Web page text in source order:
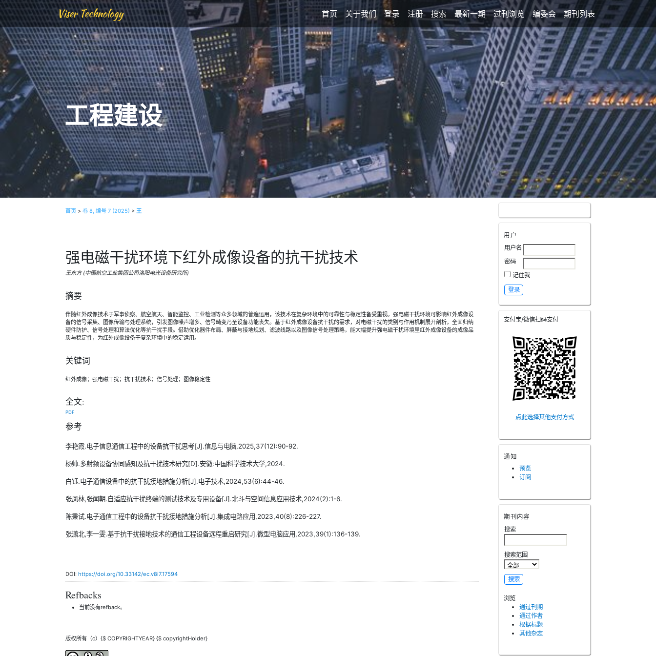
Viser Technology 首页 关于我们 登录 注册 搜索 最新一期 过刊浏览 编委会 期刊列表
工程建设
用户
用户名
密码
记住我
支付宝/微信扫码支付
点此选择其他支付方式
通知
预览
订阅
期刊内容
搜索
搜索范围
浏览
通过刊期
通过作者
根据标题
其他杂志
首页 >卷 8, 编号 7 (2025) >王
强电磁干扰环境下红外成像设备的抗干扰技术
王东方 (中国航空工业集团公司洛阳电光设备研究所)
摘要
伴随红外成像技术于军事侦察、航空航天、智能监控、工业检测等众多领域的普遍运用，该技术在复杂环境中的可靠性与稳定性备受重视。强电磁干扰环境可影响红外成像设
备的信号采集、图像传输与处理系统，引发图像噪声增多、信号畸变乃至设备功能丧失。基于红外成像设备抗干扰的需求，对电磁干扰的类别与作用机制展开剖析，全面归纳
硬件防护、信号处理和算法优化等抗干扰手段。借助优化器件布局、屏蔽与接地规划、滤波线路以及图像信号处理策略，能大幅提升强电磁干扰环境里红外成像设备的成像品
质与稳定性，为红外成像设备于复杂环境中的稳定运用。
关键词
红外成像；强电磁干扰；抗干扰技术；信号处理；图像稳定性
全文:
PDF
参考
李艳霞.电子信息通信工程中的设备抗干扰思考[J].信息与电脑,2025,37(12):90-92.
杨帅.多射频设备协同感知及抗干扰技术研究[D].安徽:中国科学技术大学,2024.
白钰.电子通信设备中的抗干扰接地措施分析[J].电子技术,2024,53(6):44-46.
张凤林,张闻朝.自适应抗干扰终端的测试技术及专用设备[J].北斗与空间信息应用技术,2024(2):1-6.
陈秉试.电子通信工程中的设备抗干扰接地措施分析[J].集成电路应用,2023,40(8):226-227.
张潇北,李一雯.基于抗干扰接地技术的通信工程设备远程重启研究[J].微型电脑应用,2023,39(1):136-139.
DOI:https://doi.org/10.33142/ec.v8i7.17594
Refbacks
当前没有refback。
版权所有（c）{$ COPYRIGHTYEAR} {$ copyrightHolder}